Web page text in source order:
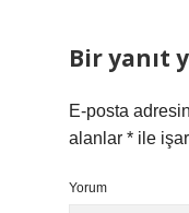
Bir yanıt
E-posta
alanlar * ile
Yorum